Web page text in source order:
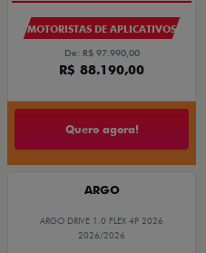
MOTORISTAS DE APLICATIVOS
De: R$ 97.990,00
R$ 88.190,00
Quero agora!
ARGO
ARGO DRIVE 1.0 FLEX 4P 2026
2026/2026